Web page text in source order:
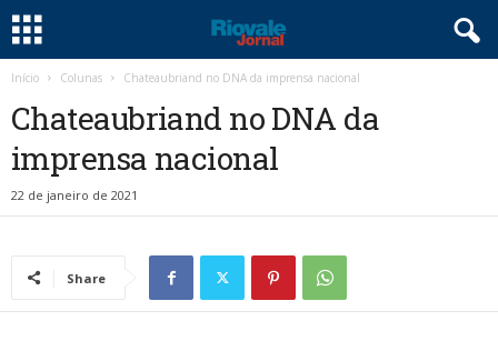
Início Colunas Chateaubriand no DNA da imprensa nacional
Chateaubriand no DNA da
imprensa nacional
22 de janeiro de 2021
Share